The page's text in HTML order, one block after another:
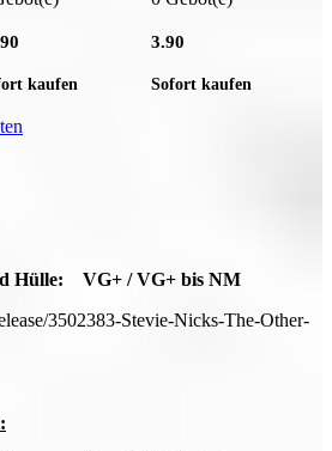
kaufen
3.90
Sofort kaufen
Hülle: VG+ / VG+ bis NM
3502383-Stevie-Nicks-The-Other-